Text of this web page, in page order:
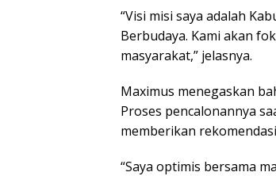
“Visi misi saya adalah
Berbudaya. Kami akan
masyarakat,” jelasnya.
Maximus menegaskan
Proses pencalonannya
memberikan
“Saya optimis bersama